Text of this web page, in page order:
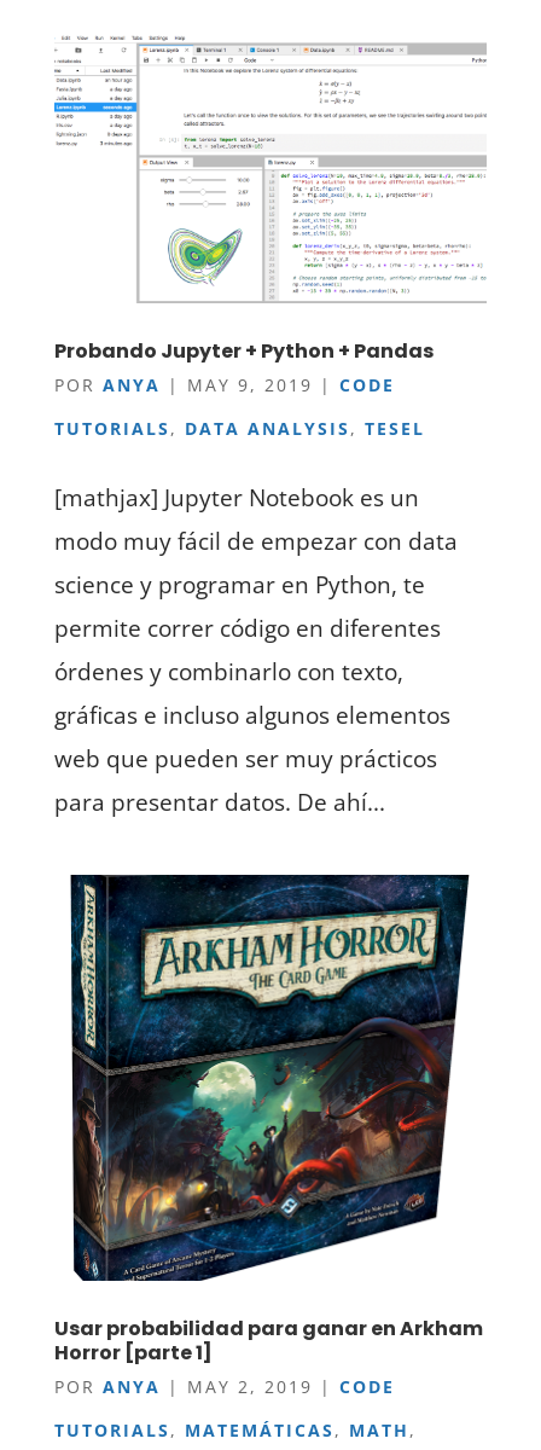
Probando Jupyter + Python + Pandas
POR ANYA | MAY 9, 2019 | CODE
TUTORIALS, DATA ANALYSIS, TESEL
[mathjax] Jupyter Notebook es un
modo muy fácil de empezar con data
science y programar en Python, te
permite correr código en diferentes
órdenes y combinarlo con texto,
gráficas e incluso algunos elementos
web que pueden ser muy prácticos
para presentar datos. De ahí...
Usar probabilidad para ganar en Arkham
Horror [parte 1]
POR ANYA | MAY 2, 2019 | CODE
TUTORIALS, MATEMÁTICAS, MATH ,